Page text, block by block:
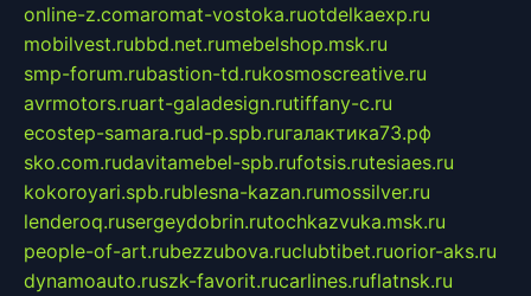
online-z.comaromat-vostoka.ruotdelkaexp.ru
mobilvest.rubbd.net.rumebelshop.msk.ru
smp-forum.rubastion-td.rukosmoscreative.ru
avrmotors.ruart-galadesign.rutiffany-c.ru
ecostep-samara.rud-p.spb.ruгалактика73.рф
sko.com.rudavitamebel-spb.rufotsis.rutesiaes.ru
kokoroyari.spb.rublesna-kazan.rumossilver.ru
lenderoq.rusergeydobrin.rutochkazvuka.msk.ru
people-of-art.rubezzubova.ruclubtibet.ruorior-aks.ru
dynamoauto.ruszk-favorit.rucarlines.ruflatnsk.ru